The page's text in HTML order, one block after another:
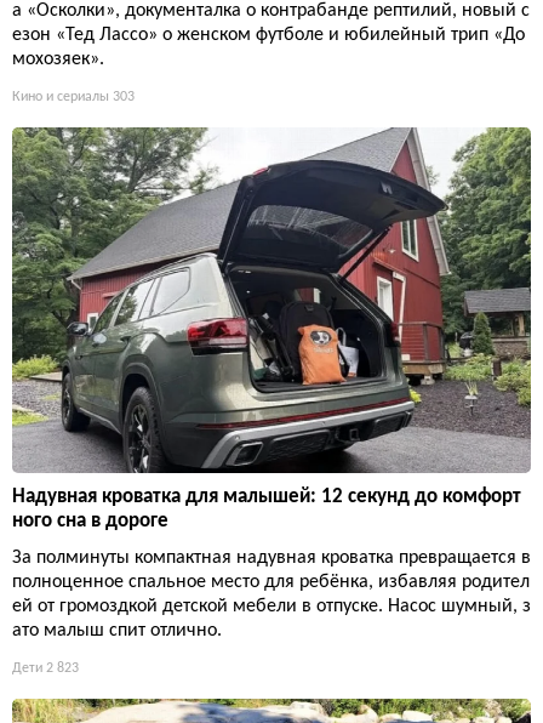
а «Осколки», документалка о контрабанде рептилий, новый с
езон «Тед Лассо» о женском футболе и юбилейный трип «До
мохозяек».
Кино и сериалы 303
Надувная кроватка для малышей: 12 секунд до комфорт
ного сна в дороге
За полминуты компактная надувная кроватка превращается в
полноценное спальное место для ребёнка, избавляя родител
ей от громоздкой детской мебели в отпуске. Насос шумный, з
ато малыш спит отлично.
Дети 2 823